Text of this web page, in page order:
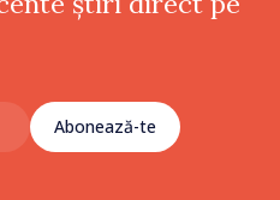
Abonează-te